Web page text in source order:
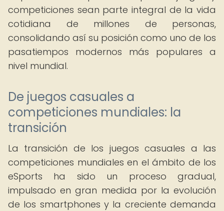
competiciones sean parte integral de la vida
cotidiana de millones de personas,
consolidando así su posición como uno de los
pasatiempos modernos más populares a
nivel mundial.
De juegos casuales a
competiciones mundiales: la
transición
La transición de los juegos casuales a las
competiciones mundiales en el ámbito de los
eSports ha sido un proceso gradual,
impulsado en gran medida por la evolución
de los smartphones y la creciente demanda